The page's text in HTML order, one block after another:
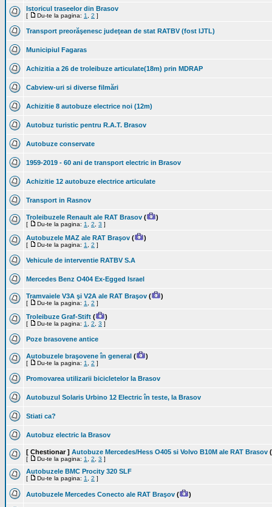
Istoricul traseelor din Brasov
[ Du-te la pagina: 1 2 ]
Transport preorăşenesc judeţean de stat RATBV (fost IJTL)
Municipiul Fagaras
Achizitia a 26 de troleibuze articulate(18m) prin MDRAP
Cabview-uri si diverse filmări
Achizitie 8 autobuze electrice noi (12m)
Autobuz turistic pentru R.A.T. Brasov
Autobuze conservate
1959-2019 - 60 ani de transport electric in Brasov
Achizitie 12 autobuze electrice articulate
Transport in Rasnov
Troleibuzele Renault ale RAT Brasov ( )
[ Du-te la pagina: 1 2 3 ]
Autobuzele MAZ ale RAT Braşov ( )
[ Du-te la pagina: 1 2 ]
Vehicule de interventie RATBV S.A
Mercedes Benz O404 Ex-Egged Israel
Tramvaiele V3A şi V2A ale RAT Braşov ( )
[ Du-te la pagina: 1 2 ]
Troleibuze Graf-Stift ( )
[ Du-te la pagina: 1 2 3 ]
Poze brasovene antice
Autobuzele braşovene în general ( )
[ Du-te la pagina: 1 2 ]
Promovarea utilizarii bicicletelor la Brasov
Autobuzul Solaris Urbino 12 Electric în teste, la Brasov
Stiati ca?
Autobuz electric la Brasov
[ Chestionar ] Autobuze Mercedes/Hess O405 si Volvo B10M ale RAT Brasov (
[ Du-te la pagina: 1 2 3 ]
Autobuzele BMC Procity 320 SLF
[ Du-te la pagina: 1 2 ]
Autobuzele Mercedes Conecto ale RAT Braşov ( )